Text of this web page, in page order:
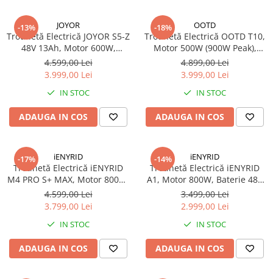
Controlere & Conversoare DC/DC
Încărcătoare
Prize de încărcare
Cabluri pentru baterii
Componente baterii
Localizatoare GPS
Mecanică
Furci / mânere principale &
Pliere, pasadores & tije
Crickuri / suporturi parcare
Suspensii & amortizoare
Rulmenți
Transmisii & lanțuri
Claxoane / sonerii (timbres)
Frâne
-13% JOYOR
Trotinetă Electrică JOYOR S5-Z
48V 13Ah, Motor 600W,
Autonomie 40–55 km,
Suspensie Completă, Frâne pe
Disc
4.599,00 Lei
3.999,00 Lei
IN STOC
ADAUGA IN COS
-18% OOTD
Trotinetă Electrică OOTD T10,
Motor 500W (900W Peak),
Baterie 48V 13Ah, Autonomie
35–45 km, Roți Pneumatice
11”, Suspensie Față & Spate,
Frâne pe Disc
4.899,00 Lei
3.999,00 Lei
IN STOC
ADAUGA IN COS
-17% iENYRID
Trotinetă Electrică iENYRID
M4 PRO S+ MAX, Motor 800W,
Baterie 48V 20Ah, Autonomie
40–75 km, Roți Pneumatice
10”, Suspensie Completă, Șa
Inclusă
4.599,00 Lei
3.799,00 Lei
IN STOC
ADAUGA IN COS
-14% iENYRID
Trotinetă Electrică iENYRID
A1, Motor 800W, Baterie 48V
12.5Ah, Viteză Max. 45 km/h,
Roți Pneumatice 10”,
Suspensie Dublă
3.499,00 Lei
2.999,00 Lei
IN STOC
ADAUGA IN COS